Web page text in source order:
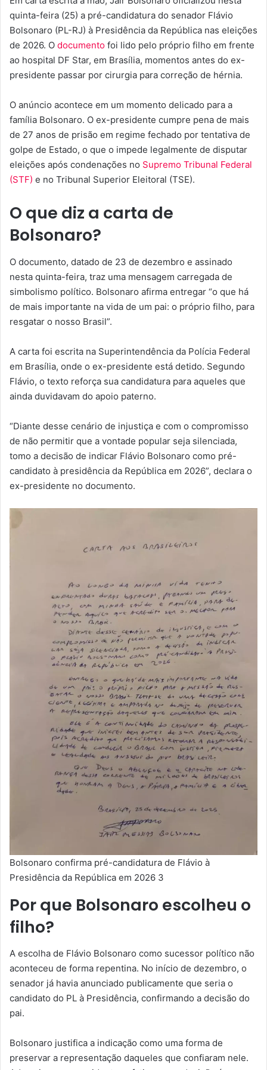
quinta-feira (25) a pré-candidatura do senador Flávio
Bolsonaro (PL-RJ) à Presidência da República nas eleições
de 2026. O documento foi lido pelo próprio filho em frente
ao hospital DF Star, em Brasília, momentos antes do ex-
presidente passar por cirurgia para correção de hérnia.
O anúncio acontece em um momento delicado para a
família Bolsonaro. O ex-presidente cumpre pena de mais
de 27 anos de prisão em regime fechado por tentativa de
golpe de Estado, o que o impede legalmente de disputar
eleições após condenações no Supremo Tribunal Federal
(STF) e no Tribunal Superior Eleitoral (TSE).
O que diz a carta de
Bolsonaro?
O documento, datado de 23 de dezembro e assinado
nesta quinta-feira, traz uma mensagem carregada de
simbolismo político. Bolsonaro afirma entregar “o que há
de mais importante na vida de um pai: o próprio filho, para
resgatar o nosso Brasil”.
A carta foi escrita na Superintendência da Polícia Federal
em Brasília, onde o ex-presidente está detido. Segundo
Flávio, o texto reforça sua candidatura para aqueles que
ainda duvidavam do apoio paterno.
“Diante desse cenário de injustiça e com o compromisso
de não permitir que a vontade popular seja silenciada,
tomo a decisão de indicar Flávio Bolsonaro como pré-
candidato à presidência da República em 2026”, declara o
ex-presidente no documento.
Bolsonaro confirma pré-candidatura de Flávio à
Presidência da República em 2026 3
Por que Bolsonaro escolheu o
filho?
A escolha de Flávio Bolsonaro como sucessor político não
aconteceu de forma repentina. No início de dezembro, o
senador já havia anunciado publicamente que seria o
candidato do PL à Presidência, confirmando a decisão do
pai.
Bolsonaro justifica a indicação como uma forma de
preservar a representação daqueles que confiaram nele.